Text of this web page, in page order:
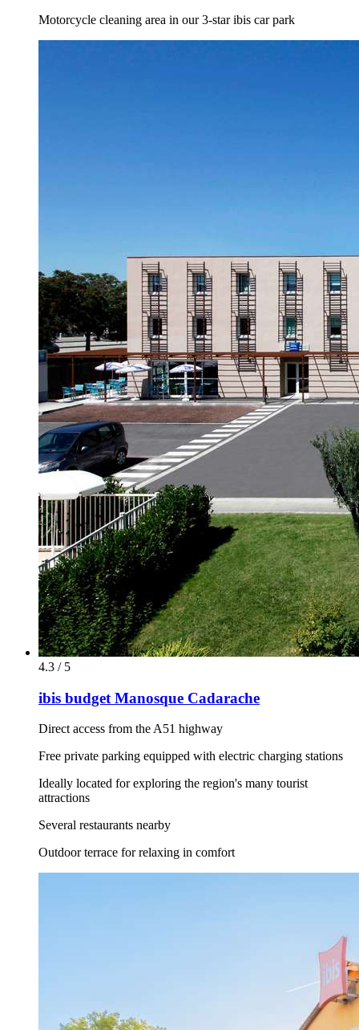
Motorcycle cleaning area in our 3-star ibis car park
4.3 / 5
ibis budget Manosque Cadarache
Direct access from the A51 highway
Free private parking equipped with electric charging stations
Ideally located for exploring the region's many tourist
attractions
Several restaurants nearby
Outdoor terrace for relaxing in comfort